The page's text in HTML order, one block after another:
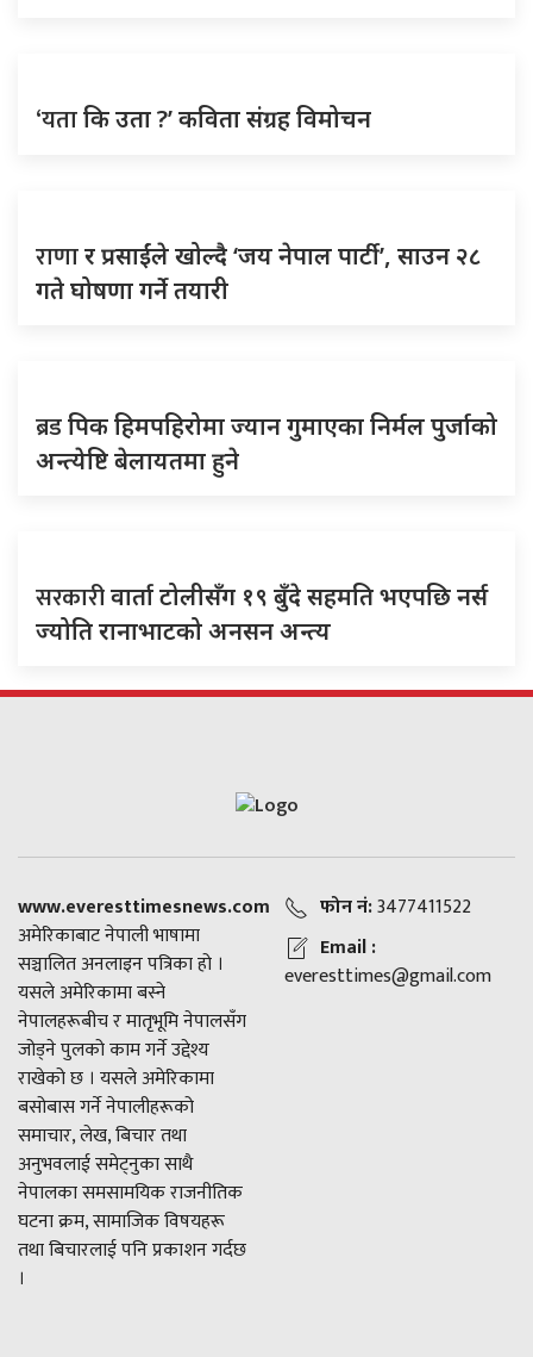
‘यताकि उता ?’ कविता संग्रह विमोचन
राणार प्रसाईंले खोल्दै ‘जय नेपाल पार्टी’, साउन २८
गते घोषणा गर्ने तयारी
ब्रडपिक हिमपहिरोमा ज्यान गुमाएका निर्मल पुर्जाको
अन्त्येष्टि बेलायतमा हुने
सरकारीवार्ता टोलीसँग १९ बुँदे सहमति भएपछि नर्स
ज्योति रानाभाटको अनसन अन्त्य
www.everesttimesnews.com
अमेरिकाबाट नेपाली भाषामा
सञ्चालित अनलाइन पत्रिका हो ।
यसले अमेरिकामा बस्ने
नेपालहरूबीच र मातृभूमि नेपालसँग
जोड्ने पुलको काम गर्ने उद्देश्य
राखेको छ । यसले अमेरिकामा
बसोबास गर्ने नेपालीहरूको
समाचार, लेख, बिचार तथा
अनुभवलाई समेट्नुका साथै
नेपालका समसामयिक राजनीतिक
घटना क्रम, सामाजिक विषयहरू
तथा बिचारलाई पनि प्रकाशन गर्दछ
।
फोन नं:3477411522
Email :
everesttimes@gmail.com